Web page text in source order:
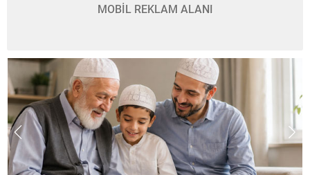
MOBİL REKLAM ALANI